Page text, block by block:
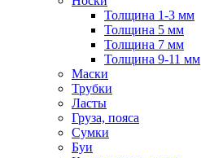
Толщина 1-3 мм
Толщина 5 мм
Толщина 7 мм
Толщина 9-11 мм
Маски
Трубки
Ласты
Груза, пояса
Сумки
Буи